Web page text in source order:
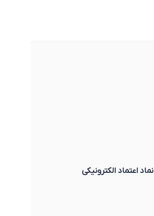
نماد اعتماد الکترونیکی